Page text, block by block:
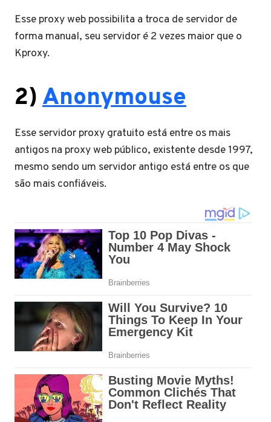
Esse proxy web possibilita a troca de servidor de
forma manual, seu servidor é 2 vezes maior que o
Kproxy.
2) Anonymouse
Esse servidor proxy gratuito está entre os mais
antigos na proxy web público, existente desde 1997,
mesmo sendo um servidor antigo está entre os que
são mais confiáveis.